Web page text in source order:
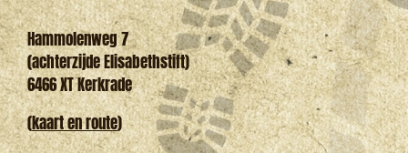
Hammolenweg 7
(achterzijde Elisabethstift)
6466 XT Kerkrade
(kaart en route)